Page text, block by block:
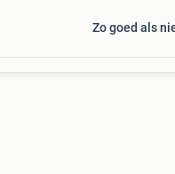
Zo goed als